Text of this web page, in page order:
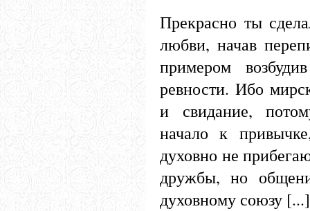
Прекрасно ты
любви, начав
примером
ревности. Ибо
и свидание,
начало к
духовно не
дружбы, но
духовному союзу [...]